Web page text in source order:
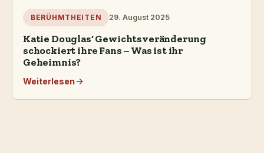
BERÜHMTHEITEN 29. August 2025
Katie Douglas‘ Gewichtsveränderung
schockiert ihre Fans – Was ist ihr
Geheimnis?
Weiterlesen